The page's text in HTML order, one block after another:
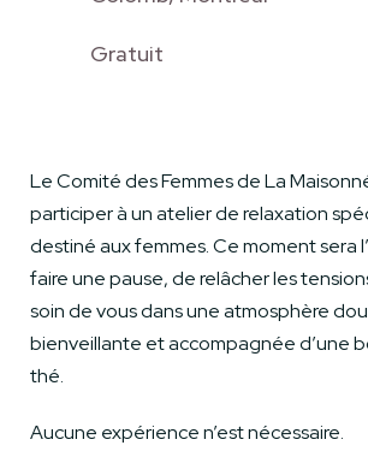
Gratuit
Le Comité des Femmes de La
participer à un atelier de relaxation
destiné aux femmes. Ce moment sera
faire une pause, de relâcher les
soin de vous dans une atmosphère
bienveillante et accompagnée d’une
thé.
Aucune expérience n’est nécessaire.